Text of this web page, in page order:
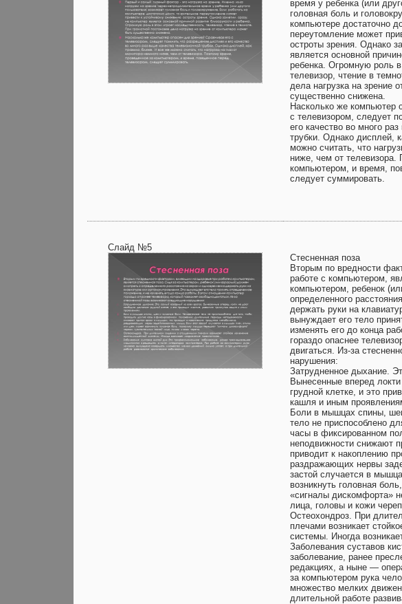
время у ребенка (или
головная боль и
компьютере достаточно
переутомление может
остроты зрения. Однако
является основной
ребенка. Огромную роль
телевизор, чтение в
дела нагрузка на зрение
существенно снижена.
Насколько же компьютер
с телевизором, следует
его качество во много
трубки. Однако дисплей,
можно считать, что
ниже, чем от телевизора.
компьютером, и время,
следует суммировать.
Слайд №5
Стесненная поза
Вторым по вредности
работе с компьютером,
компьютером, ребенок
определенного
держать руки на
вынуждает его тело
изменять его до конца
гораздо опаснее
двигаться. Из-за
нарушения:
Затрудненное дыхание.
Вынесенные вперед
грудной клетке, и это
кашля и иным
Боли в мышцах спины,
тело не приспособлено
часы в фиксированном
неподвижности снижают
приводит к накоплению
раздражающих нервы
застой случается в
возникнуть головная
«сигналы дискомфорта»
лица, головы и кожи
Остеохондроз. При
плечами возникает
системы. Иногда
Заболевания суставов
заболевание, ранее
редакциях, а ныне —
за компьютером рука
множество мелких
длительной работе